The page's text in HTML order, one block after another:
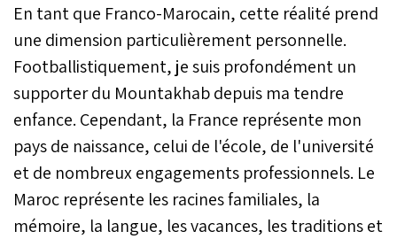
En tant que Franco-Marocain, cette réalité prend
une dimension particulièrement personnelle.
Footballistiquement, je suis profondément un
supporter du Mountakhab depuis ma tendre
enfance. Cependant, la France représente mon
pays de naissance, celui de l'école, de l'université
et de nombreux engagements professionnels. Le
Maroc représente les racines familiales, la
mémoire, la langue, les vacances, les traditions et